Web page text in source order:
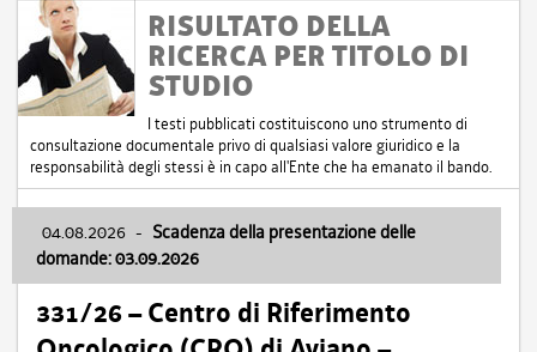
RISULTATO DELLA
RICERCA PER TITOLO DI
STUDIO
I testi pubblicati costituiscono uno strumento di
consultazione documentale privo di qualsiasi valore giuridico e la
responsabilità degli stessi è in capo all'Ente che ha emanato il bando.
04.08.2026 - Scadenza della presentazione delle
domande: 03.09.2026
331/26 – Centro di Riferimento